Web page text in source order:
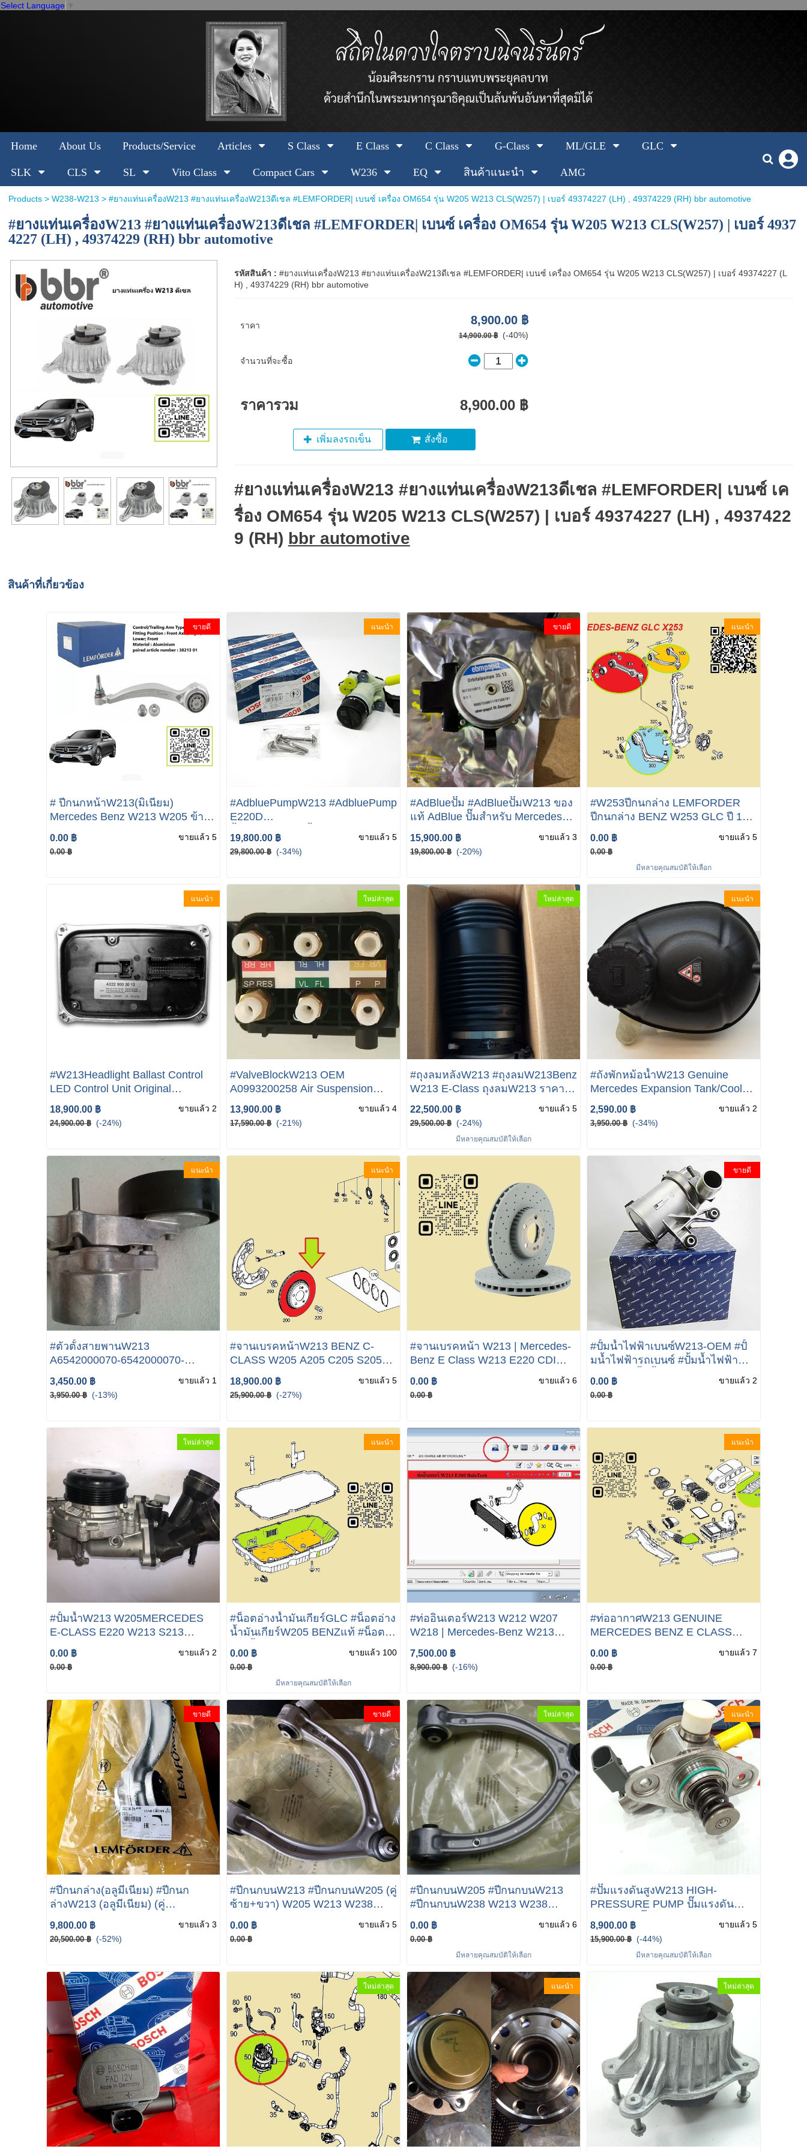
Select Language
Home About Us Products/Service Articles S Class E Class C Class G-Class ML/GLE GLC
SLK CLS SL Vito Class Compact Cars W236 EQ สินค้าแนะนำ AMG
Products> W238-W213 > #ยางแท่นเครื่องW213 #ยางแท่นเครื่องW213ดีเชล #LEMFORDER| เบนซ์ เครื่อง OM654 รุ่น W205 W213 CLS(W257) | เบอร์ 49374227 (LH) , 49374229 (RH) bbr automotive
#ยางแท่นเครื่องW213 #ยางแท่นเครื่องW213ดีเชล #LEMFORDER| เบนซ์ เครื่อง OM654 รุ่น W205 W213 CLS(W257) | เบอร์ 4937
4227 (LH) , 49374229 (RH) bbr automotive
รหัสสินค้า : #ยางแท่นเครื่องW213 #ยางแท่นเครื่องW213ดีเชล #LEMFORDER| เบนซ์ เครื่อง OM654 รุ่น W205 W213 CLS(W257) | เบอร์ 49374227 (L
H) , 49374229 (RH) bbr automotive
ราคา 8,900.00 ฿
14,900.00 ฿ (-40%)
จำนวนที่จะซื้อ
ราคารวม 8,900.00 ฿
เพิ่มลงรถเข็น สั่งซื้อ
#ยางแท่นเครื่องW213 #ยางแท่นเครื่องW213ดีเชล #LEMFORDER| เบนซ์ เค
รื่อง OM654 รุ่น W205 W213 CLS(W257) | เบอร์ 49374227 (LH) , 4937422
9 (RH) bbr automotive
สินค้าที่เกี่ยวข้อง
ขายดี
# ปีกนกหน้าW213(มิเนียม)
Mercedes Benz W213 W205 ข้าง
(2053301605) ปีกนกล่างW213(อลู
มีเนียม) (คู่ ซ้าย+ขวา) W205 W213
0.00 ฿
0.00 ฿
ขายแล้ว 5
แนะนำ
#AdbluePumpW213 #AdbluePump
E220D
MERCEDES-BENZ W213 Adblue
Metering Pump Repair Kit
19,800.00 ฿
29,800.00 ฿ (-34%)
ขายแล้ว 5
ขายดี
#AdBlueปั๊ม #AdBlueปั๊มW213 ของ
แท้ AdBlue ปั๊มสำหรับ Mercedes
Adblue pump
15,900.00 ฿
19,800.00 ฿ (-20%)
ขายแล้ว 3
แนะนำ
#W253ปีกนกล่าง LEMFORDER
ปีกนกล่าง BENZ W253 GLC ปี 15-
2053304507 #W253ปีกนกบน
MERCEDES-BENZ GLC X253
0.00 ฿
0.00 ฿
ขายแล้ว 5
มีหลายคุณสมบัติให้เลือก
แนะนำ
#W213Headlight Ballast Control
LED Control Unit Original
Mercedes W213 W238 C238
W222 W205 205 E-Class
18,900.00 ฿
24,900.00 ฿ (-24%)
ขายแล้ว 2
ใหม่ล่าสุด
#ValveBlockW213 OEM
A0993200258 Air Suspension
Compressor Parts Air Valve Block
13,900.00 ฿
17,590.00 ฿ (-21%)
ขายแล้ว 4
ใหม่ล่าสุด
#ถุงลมหลังW213 #ถุงลมW213Benz
W213 E-Class ถุงลมW213 ราคา
ถูก MERCEDES BENZ W213
E350e เปลี่ยนถุงลมคู่หลัง BENZแท้
สปริงถุงลมหลัง W213 W253 W257
เบอร์ 213 320 01 25 / 02 25
(MADE IN GERMANY)
22,500.00 ฿
29,500.00 ฿ (-24%)
ขายแล้ว 5
มีหลายคุณสมบัติให้เลือก
แนะนำ
#ถังพักหม้อน้ำW213 Genuine
Mercedes Expansion Tank/Coolant
Reservoir; Radiator P/N:
2055000049 Genuine Mercedes
2,590.00 ฿
3,950.00 ฿ (-34%)
ขายแล้ว 2
แนะนำ
#ตัวตั้งสายพานW213
A6542000070-6542000070-
MERCEDES TENSIONER
PULLEY
3,450.00 ฿
3,950.00 ฿ (-13%)
ขายแล้ว 1
แนะนำ
#จานเบรคหน้าW213 BENZ C-
CLASS W205 A205 C205 S205
2014- E-CLASS W213 S213 A238
C238 S213 2016- 342MM
BREMBO
18,900.00 ฿
25,900.00 ฿ (-27%)
ขายแล้ว 5
#จานเบรคหน้า W213 | Mercedes-
Benz E Class W213 E220 CDI
E200
0.00 ฿
0.00 ฿
ขายแล้ว 6
ขายดี
#ปั้มน้ำไฟฟ้าเบนซ์W213-OEM #ปั้
มน้ำไฟฟ้ารถเบนซ์ #ปั้มน้ำไฟฟ้า
รถbenz #ปั้มน้ำไฟฟ้ารถเบนซ์W213
#ปั้มน้ำไฟฟ้าเบนซ์W205 W213
0.00 ฿
0.00 ฿
ขายแล้ว 2
ใหม่ล่าสุด
#ปั้มน้ำW213 W205MERCEDES
E-CLASS E220 W213 S213
ESTATE / WATER PUMP -
A6542010010
0.00 ฿
0.00 ฿
ขายแล้ว 2
แนะนำ
#น็อตอ่างน้ำมันเกียร์GLC #น็อตอ่าง
น้ำมันเกียร์W205 BENZแท้ #น็อต
อ่างน้ำมันเกียร์9สปีด (9G-TRONIC
MB725.XX) W205 W206 W213
W222 W223 W253 W166 W167
R172 R232 002 990 95 03 (MADE
IN GERMANY)
0.00 ฿
0.00 ฿
ขายแล้ว 100
มีหลายคุณสมบัติให้เลือก
#ท่ออินเตอร์W213 W212 W207
W218 | Mercedes-Benz W213
E300 BuleTech A2125280100
#M651 Enigne
7,500.00 ฿
8,900.00 ฿ (-16%)
แนะนำ
#ท่ออากาศW213 GENUINE
MERCEDES BENZ E CLASS
W213 2016- AIR INTAKE FRONT
PANEL A6540940097
0.00 ฿
0.00 ฿
ขายแล้ว 7
ขายดี
#ปีกนกล่าง(อลูมีเนียม) #ปีกนก
ล่างW213 (อลูมีเนียม) (คู่
ซ้าย+ขวา) W205 W213 W238
W257 เบอร์ 205 330 15 05-16 05
ยี่ห้อ LEMFORDER 38213
9,800.00 ฿
20,500.00 ฿ (-52%)
ขายแล้ว 3
ขายดี
#ปีกนกบนW213 #ปีกนกบนW205 (คู่
ซ้าย+ขวา) W205 W213 W238
W257 เบอร์ 205 330 55 01-56 01
ยี่ห้อ LEMFORDER 39368
01/39369 01
0.00 ฿
0.00 ฿
ขายแล้ว 5
ใหม่ล่าสุด
#ปีกนกบนW205 #ปีกนกบนW213
#ปีกนกบนW238 W213 W238
W257 เบอร์ 205 330 55 01-56 01
ยี่ห้อ LEMFORDER
0.00 ฿
0.00 ฿
ขายแล้ว 6
มีหลายคุณสมบัติให้เลือก
แนะนำ
#ปั๊มแรงดันสูงW213 HIGH-
PRESSURE PUMP ปั๊มแรงดัน
สูงW213 #ปั๊มแรงดันสูง Mercedes-
Benz W213 W205 M274สำหรับเม
อร์เซเดสเบนซ์ A274 070 05 01
8,900.00 ฿
15,900.00 ฿ (-44%)
ขายแล้ว 5
มีหลายคุณสมบัติให้เลือก
ใหม่ล่าสุด แนะนำ ใหม่ล่าสุด